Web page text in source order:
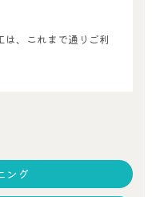
は、これまで通りご利
ング